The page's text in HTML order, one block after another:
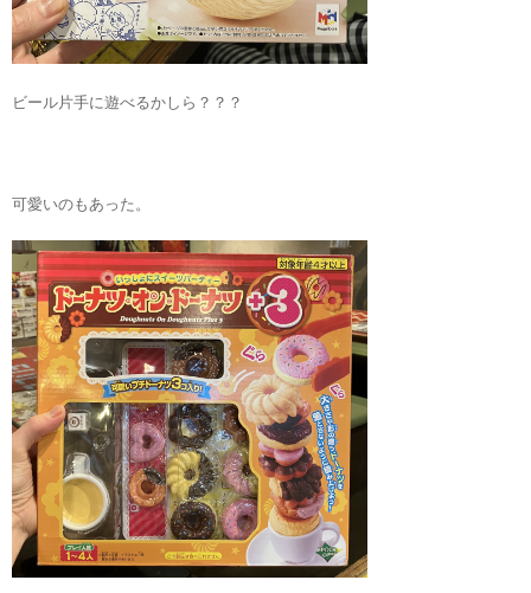
ビール片手に遊べるかしら？？？
可愛いのもあった。